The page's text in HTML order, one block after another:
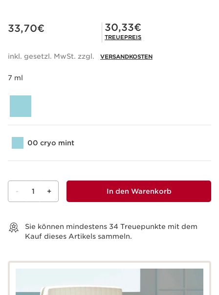
Aktueller Preis 33,70€
33,70€ Mitgliederpreis 30,33€
30,33€
TREUEPREIS
inkl. gesetzl. MwSt. zzgl. VERSANDKOSTEN
7 ml
00 cryo mint
- 1 + In den Warenkorb
Sie können mindestens 34 Treuepunkte mit dem
Kauf dieses Artikels sammeln.